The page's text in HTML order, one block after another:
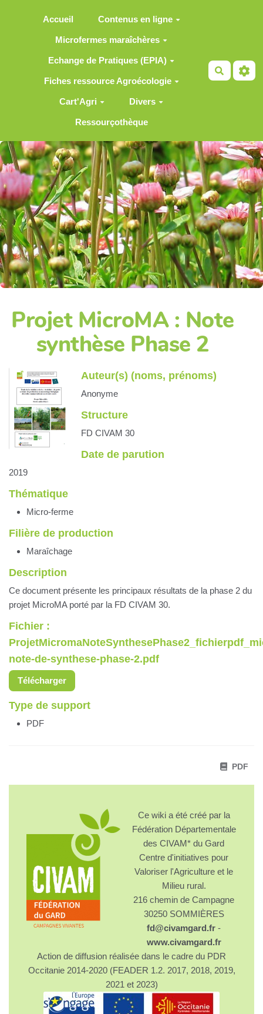
Accueil Contenus en ligne
Microfermes maraîchères
Echange de Pratiques (EPIA)
Fiches ressource Agroécologie
Cart'Agri Divers
Ressourçothèque
Projet MicroMA : Note
synthèse Phase 2
Auteur(s) (noms, prénoms)
Anonyme
Structure
FD CIVAM 30
Date de parution
2019
Thématique
Micro-ferme
Filière de production
Maraîchage
Description
Ce document présente les principaux résultats de la phase 2 du
projet MicroMA porté par la FD CIVAM 30.
Fichier :
note-de-synthese-phase-2.pdf
Télécharger
Type de support
PDF
PDF
Ce wiki a été créé par la
Fédération Départementale
des CIVAM* du Gard
Centre d'initiatives pour
Valoriser l'Agriculture et le
Milieu rural.
216 chemin de Campagne
30250 SOMMIÈRES
fd@civamgard.fr -
www.civamgard.fr
Action de diffusion réalisée dans le cadre du PDR
Occitanie 2014-2020 (FEADER 1.2. 2017, 2018, 2019,
2021 et 2023)